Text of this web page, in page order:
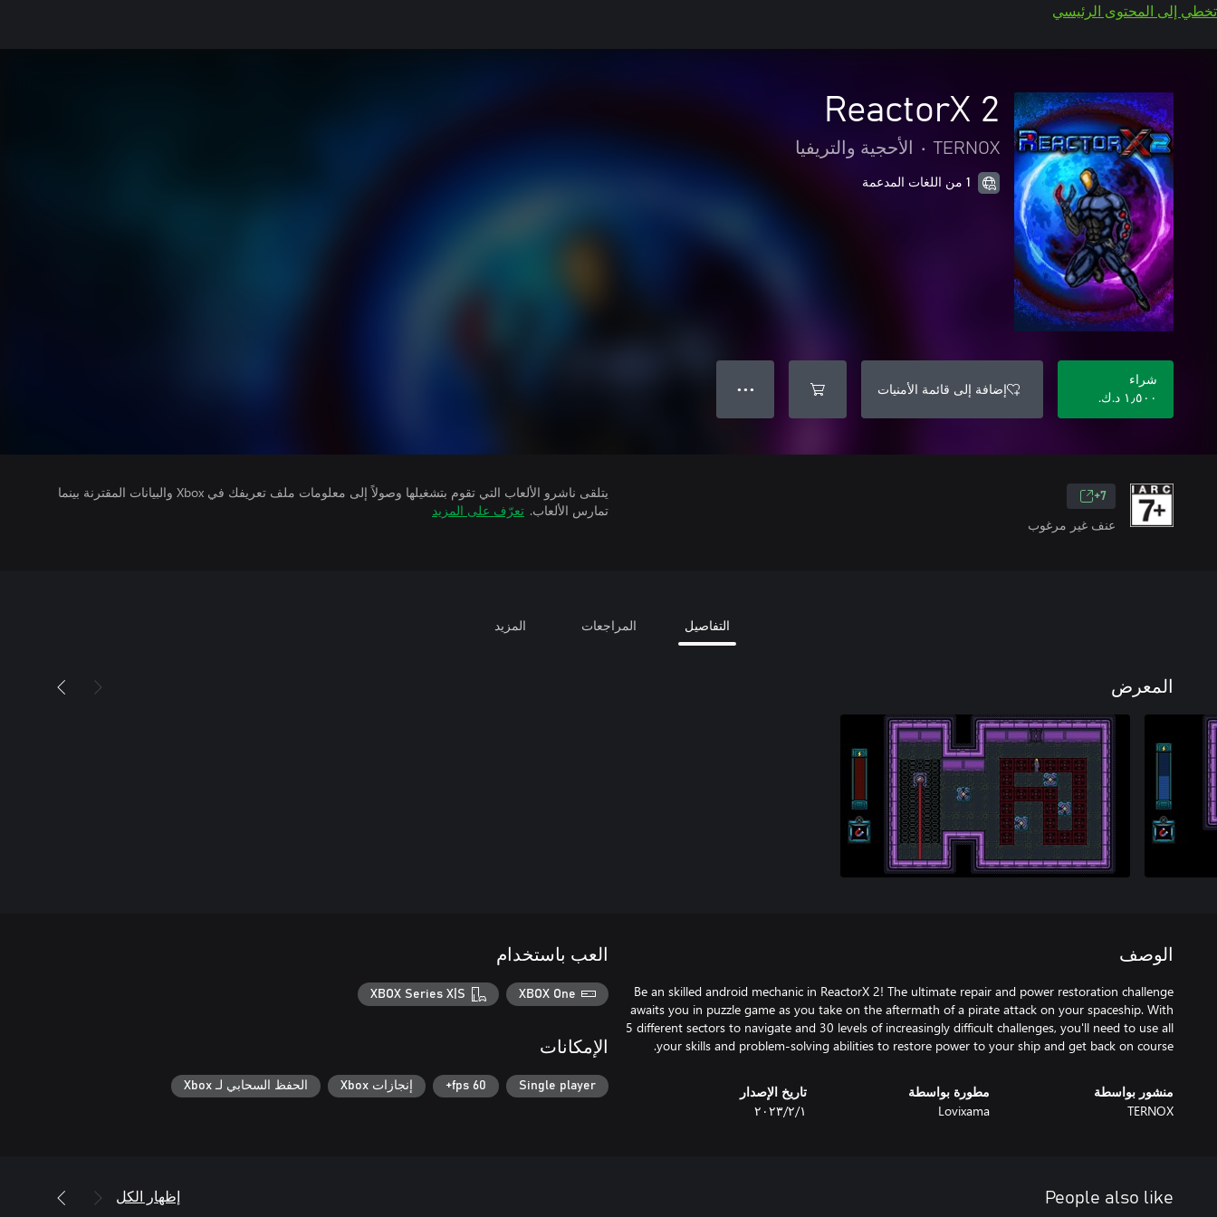
تخطي إلى المحتوى الرئيسي
ReactorX 2
TERNOX
• الأحجية والتريفيا
1 من اللغات المدعمة
شراء
١٫٥٠٠ د.ك.‏
إضافة إلى قائمة الأمنيات ● ● ●
7+
عنف غير مرغوب
يتلقى ناشرو الألعاب التي تقوم بتشغيلها وصولاً إلى معلومات ملف تعريفك في Xbox والبيانات المقترنة بينما
تمارس الألعاب. تعرّف على المزيد
التفاصيل المراجعات المزيد
المعرض
الوصف
Be an skilled android mechanic in ReactorX 2! The ultimate repair and power restoration challenge
awaits you in puzzle game as you take on the aftermath of a pirate attack on your spaceship. With
5 different sectors to navigate and 30 levels of increasingly difficult challenges, you'll need to use all
your skills and problem-solving abilities to restore power to your ship and get back on course.
منشور بواسطة
TERNOX
مطورة بواسطة
Lovixama
تاريخ الإصدار
١‏/٢‏/٢٠٢٣
العب باستخدام
XBOX One
XBOX Series X|S
الإمكانات
Single player
60 fps+ إنجازات Xbox الحفظ السحابي لـ Xbox
People also like إظهار الكل